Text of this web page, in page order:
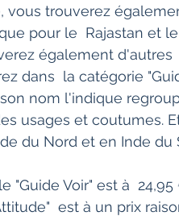
pour le  Rajastan et le
dans  la catégorie
nom l'indique
usages et coutumes.
du Nord et en Inde du
est à un prix